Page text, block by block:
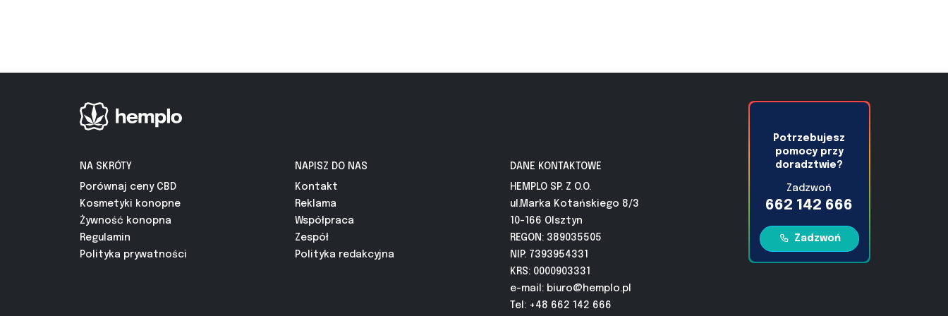
NA SKRÓTY
Porównaj ceny CBD
Kosmetyki konopne
Żywność konopna
Regulamin
Polityka prywatności
NAPISZ DO NAS
Kontakt
Reklama
Współpraca
Zespół
Polityka redakcyjna
DANE KONTAKTOWE
HEMPLO SP. Z O.O.
ul.Marka Kotańskiego 8/3
10-166 Olsztyn
REGON: 389035505
NIP: 7393954331
KRS: 0000903331
e-mail: biuro@hemplo.pl
Tel: +48 662 142 666
Potrzebujesz
pomocy przy
doradztwie?
Zadzwoń
662 142 666
Zadzwoń